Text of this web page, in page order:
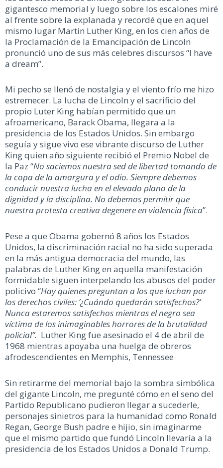
gigantesco memorial y luego sobre los escalones miré
al frente sobre la explanada y recordé que en aquel
mismo lugar Martin Luther King, en los cien años de
la Proclamación de la Emancipación de Lincoln
pronunció uno de sus más celebres discursos “I have
a dream”.
Mi pecho se llenó de nostalgia y el viento frío me hizo
estremecer. La lucha de Lincoln y el sacrificio del
propio Luter King habían permitido que un
afroamericano, Barack Obama, llegara a la
presidencia de los Estados Unidos. Sin embargo
seguía y sigue vivo ese vibrante discurso de Luther
King quien año siguiente recibió el Premio Nobel de
la Paz “No saciemos nuestra sed de libertad tomando de
la copa de la amargura y el odio. Siempre debemos
conducir nuestra lucha en el elevado plano de la
dignidad y la disciplina. No debemos permitir que
nuestra protesta creativa degenere en violencia física”.
Pese a que Obama gobernó 8 años los Estados
Unidos, la discriminación racial no ha sido superada
en la más antigua democracia del mundo, las
palabras de Luther King en aquella manifestación
formidable siguen interpelando los abusos del poder
policivo “Hay quienes preguntan a los que luchan por
los derechos civiles: ‘¿Cuándo quedarán satisfechos?’
Nunca estaremos satisfechos mientras el negro sea
víctima de los inimaginables horrores de la brutalidad
policial”. Luther King fue asesinado el 4 de abril de
1968 mientras apoyaba una huelga de obreros
afrodescendientes en Memphis, Tennessee
Sin retirarme del memorial bajo la sombra simbólica
del gigante Lincoln, me pregunté cómo en el seno del
Partido Republicano pudieron llegar a sucederle,
personajes sinietros para la humanidad como Ronald
Regan, George Bush padre e hijio, sin imaginarme
que el mismo partido que fundó Lincoln llevaría a la
presidencia de los Estados Unidos a Donald Trump.